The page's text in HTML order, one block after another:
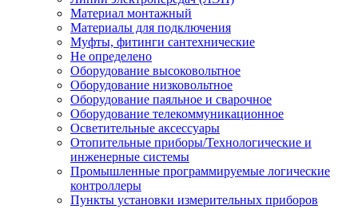
Материал монтажный
Материалы для подключения
Муфты, фитинги сантехнические
Не определено
Оборудование высоковольтное
Оборудование низковольтное
Оборудование паяльное и сварочное
Оборудование телекоммуникационное
Осветительные аксессуары
Отопительные приборы/Технологические и
инженерные системы
Промышленные программируемые логические
контроллеры
Пункты установки измерительных приборов